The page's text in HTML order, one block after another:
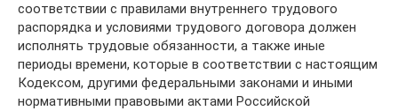
соответствии с правилами внутреннего трудового
распорядка и условиями трудового договора должен
исполнять трудовые обязанности, а также иные
периоды времени, которые в соответствии с настоящим
Кодексом, другими федеральными законами и иными
нормативными правовыми актами Российской